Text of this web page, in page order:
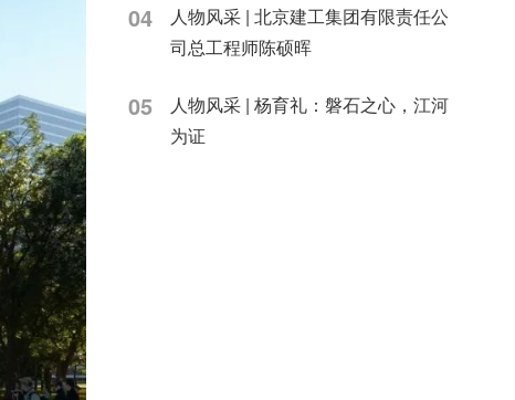
04
人物风采 | 北京建工集团有限责任公
司总工程师陈硕晖
05
人物风采 | 杨育礼：磐石之心，江河
为证